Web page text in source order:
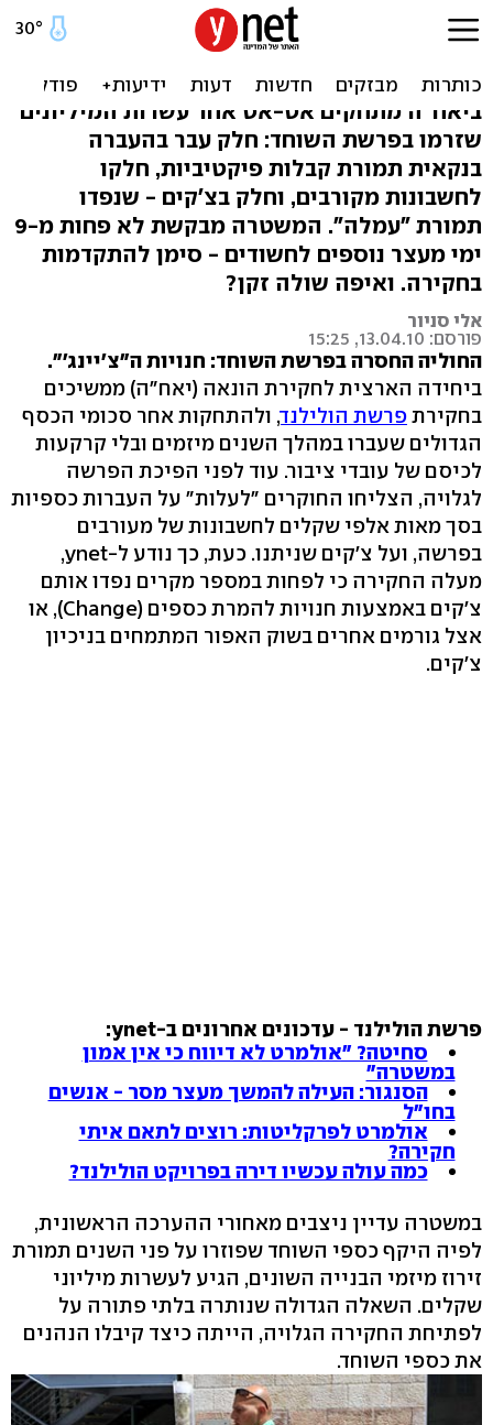
הולילנד: צ'קים נפדו
ב"צ'יינג'" ובשוק האפור
ביאח"ה מתחקים אט-אט אחר עשרות המיליונים
שזרמו בפרשת השוחד: חלק עבר בהעברה
בנקאית תמורת קבלות פיקטיביות, חלקו
לחשבונות מקורבים, וחלק בצ'קים - שנפדו
תמורת "עמלה". המשטרה מבקשת לא פחות מ-9
ימי מעצר נוספים לחשודים - סימן להתקדמות
בחקירה. ואיפה שולה זקן?
אלי סניור
פורסם: 13.04.10, 15:25
החוליה החסרה בפרשת השוחד: חנויות ה"צ'יינג'".
ביחידה הארצית לחקירת הונאה (יאח"ה) ממשיכים
בחקירתפרשת הולילנד, ולהתחקות אחר סכומי הכסף
הגדולים שעברו במהלך השנים מיזמים ובלי קרקעות
לכיסם של עובדי ציבור. עוד לפני הפיכת הפרשה
לגלויה, הצליחו החוקרים "לעלות" על העברות כספיות
בסך מאות אלפי שקלים לחשבונות של מעורבים
בפרשה, ועל צ'קים שניתנו. כעת, כך נודע ל-ynet,
מעלה החקירה כי לפחות במספר מקרים נפדו אותם
צ'קים באמצעות חנויות להמרת כספים (Change), או
אצל גורמים אחרים בשוק האפור המתמחים בניכיון
צ'קים.
פרשת הולילנד - עדכונים אחרונים ב-ynet:
סחיטה? "אולמרט לא דיווח כי אין אמון
במשטרה"
הסנגור: העילה להמשך מעצר מסר - אנשים
בחו"ל
אולמרט לפרקליטות: רוצים לתאם איתי
חקירה?
כמה עולה עכשיו דירה בפרויקט הולילנד?
במשטרה עדיין ניצבים מאחורי ההערכה הראשונית,
לפיה היקף כספי השוחד שפוזרו על פני השנים תמורת
זירוז מיזמי הבנייה השונים, הגיע לעשרות מיליוני
שקלים. השאלה הגדולה שנותרה בלתי פתורה על
לפתיחת החקירה הגלויה, הייתה כיצד קיבלו הנהנים
את כספי השוחד.